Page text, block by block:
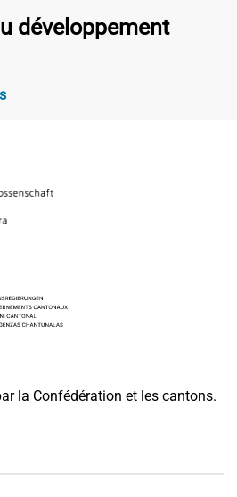
développement
la Confédération et les cantons.